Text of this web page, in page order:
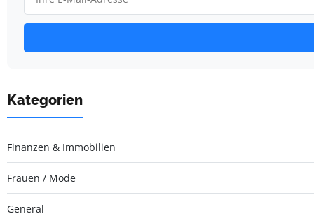
Kategorien
Finanzen & Immobilien
Frauen / Mode
General